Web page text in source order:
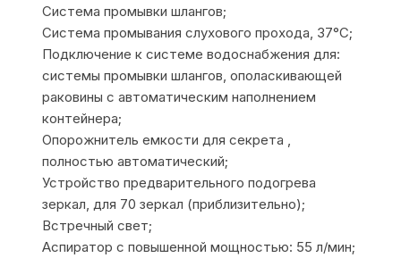
Система промывки шлангов;
Система промывания слухового прохода, 37°С;
Подключение к системе водоснабжения для:
системы промывки шлангов, ополаскивающей
раковины с автоматическим наполнением
контейнера;
Опорожнитель емкости для секрета ,
полностью автоматический;
Устройство предварительного подогрева
зеркал, для 70 зеркал (приблизительно);
Встречный свет;
Аспиратор с повышенной мощностью: 55 л/мин;